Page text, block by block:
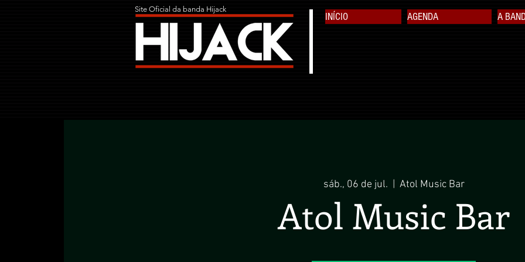
Site Oficial da banda Hijack
INÍCIO AGENDA A
sáb., 06 de jul. Atol Music Bar
Atol Music Bar